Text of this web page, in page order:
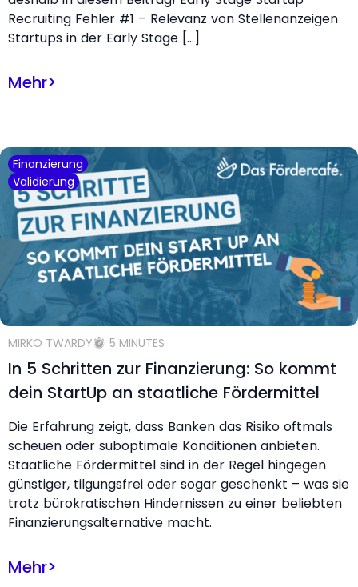
Recruiting Fehler #1 – Relevanz von Stellenanzeigen
Startups in der Early Stage […]
Mehr>
Finanzierung
Validierung
MIRKO TWARDY 5 MINUTES
In 5 Schritten zur Finanzierung: So kommt
dein StartUp an staatliche Fördermittel
Die Erfahrung zeigt, dass Banken das Risiko oftmals
scheuen oder suboptimale Konditionen anbieten.
Staatliche Fördermittel sind in der Regel hingegen
günstiger, tilgungsfrei oder sogar geschenkt – was sie
trotz bürokratischen Hindernissen zu einer beliebten
Finanzierungsalternative macht.
Mehr>